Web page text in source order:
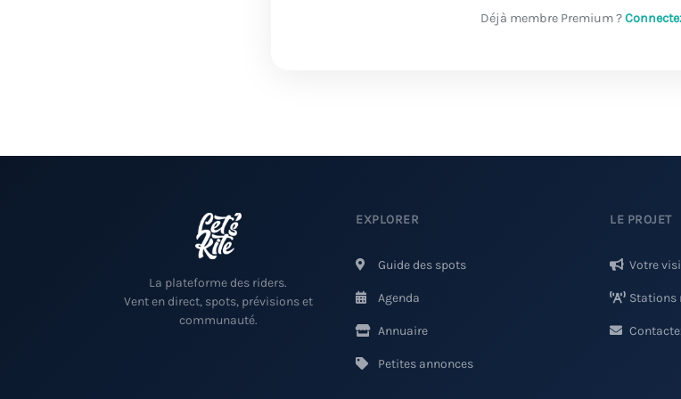
Déjà membre Premium ?
La plateforme des riders.
Vent en direct, spots, prévisions et
communauté.
EXPLORER
Guide des spots
Agenda
Annuaire
Petites annonces
LE PROJET
Votre
Stations